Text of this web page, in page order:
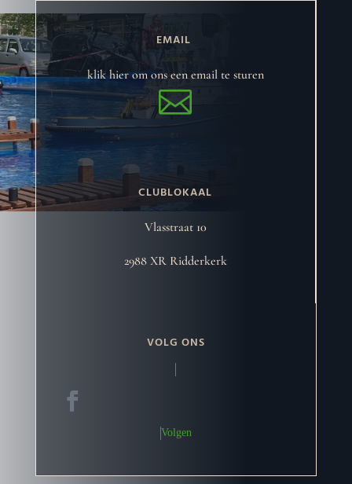
EMAIL
klik hier om ons een email te sturen

CLUBLOKAAL
Vlasstraat 10
2988 XR Ridderkerk
VOLG ONS
Volgen